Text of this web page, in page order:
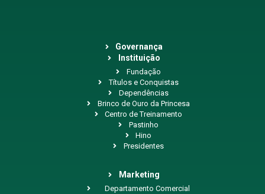
Governança
Instituição
Fundação
Títulos e Conquistas
Dependências
Brinco de Ouro da Princesa
Centro de Treinamento
Pastinho
Hino
Presidentes
Marketing
Departamento Comercial